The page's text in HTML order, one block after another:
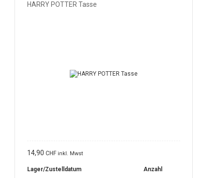
HARRY POTTER Tasse
14,90 CHF inkl. Mwst
Lager/Zustelldatum
Anzahl